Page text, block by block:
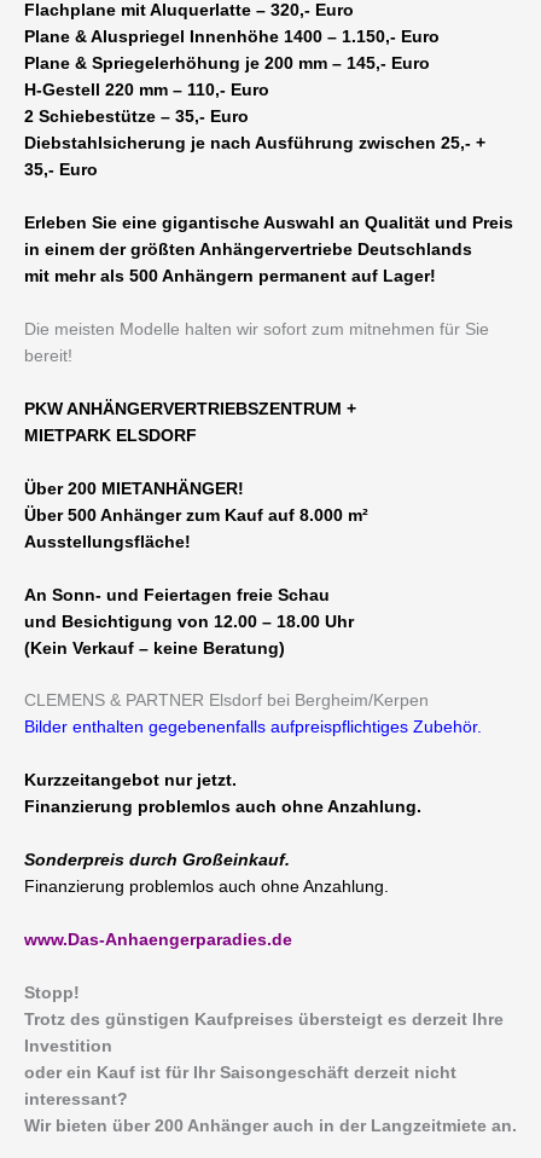
Flachplane mit Aluquerlatte – 320,- Euro
Plane & Aluspriegel Innenhöhe 1400 – 1.150,- Euro
Plane & Spriegelerhöhung je 200 mm – 145,- Euro
H-Gestell 220 mm – 110,- Euro
2 Schiebestütze – 35,- Euro
Diebstahlsicherung je nach Ausführung zwischen 25,- +
35,- Euro
Erleben Sie eine gigantische Auswahl an Qualität und Preis
in einem der größten Anhängervertriebe Deutschlands
mit mehr als 500 Anhängern permanent auf Lager!
Die meisten Modelle halten wir sofort zum mitnehmen für Sie
bereit!
PKW ANHÄNGERVERTRIEBSZENTRUM +
MIETPARK ELSDORF
Über 200 MIETANHÄNGER!
Über 500 Anhänger zum Kauf auf 8.000 m²
Ausstellungsfläche!
An Sonn- und Feiertagen freie Schau
und Besichtigung von 12.00 – 18.00 Uhr
(Kein Verkauf – keine Beratung)
CLEMENS & PARTNER Elsdorf bei Bergheim/Kerpen
Bilder enthalten gegebenenfalls aufpreispflichtiges Zubehör.
Kurzzeitangebot nur jetzt.
Finanzierung problemlos auch ohne Anzahlung.
Sonderpreis durch Großeinkauf.
Finanzierung problemlos auch ohne Anzahlung.
www.Das-Anhaengerparadies.de
Stopp!
Trotz des günstigen Kaufpreises übersteigt es derzeit Ihre
Investition
oder ein Kauf ist für Ihr Saisongeschäft derzeit nicht
interessant?
Wir bieten über 200 Anhänger auch in der Langzeitmiete an.